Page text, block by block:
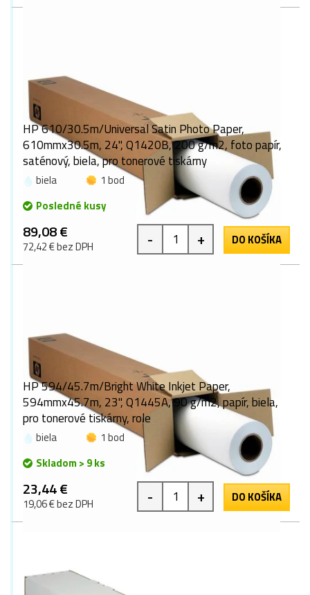
HP 610/30.5m/Universal Satin Photo Paper,
610mmx30.5m, 24", Q1420B, 200 g/m2, foto papír,
saténový, biela, pro tonerové tiskárny
biela
1 bod
Posledné kusy
89,08 €
72,42 € bez DPH - + DO KOŠÍKA
HP 594/45.7m/Bright White Inkjet Paper,
594mmx45.7m, 23", Q1445A, 90 g/m2, papír, biela,
pro tonerové tiskárny, role
biela
1 bod
Skladom > 9 ks
23,44 €
19,06 € bez DPH - + DO KOŠÍKA